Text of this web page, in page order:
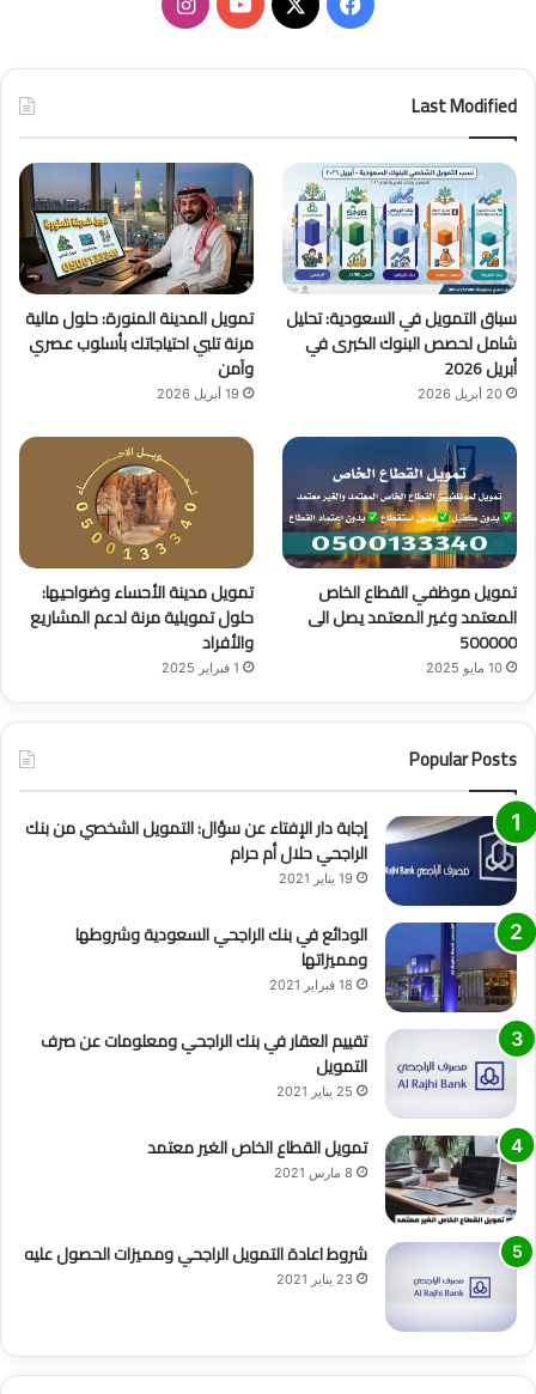
ب
ك
u
T
u
b
e
ت
ق
ر
ا
م
Last Modified
سباق التمويل في السعودية: تحليل
شامل لحصص البنوك الكبرى في
أبريل 2026
20 أبريل 2026
تمويل المدينة المنورة: حلول مالية
مرنة تلبي احتياجاتك بأسلوب عصري
وآمن
19 أبريل 2026
تمويل موظفي القطاع الخاص
المعتمد وغير المعتمد يصل الى
500000
10 مايو 2025
تمويل مدينة الأحساء وضواحيها:
حلول تمويلية مرنة لدعم المشاريع
والأفراد
1 فبراير 2025
Popular Posts
إجابة دار الإفتاء عن سؤال: التمويل الشخصي من بنك
الراجحي حلال أم حرام
19 يناير 2021
الودائع في بنك الراجحي السعودية وشروطها
ومميزاتها
18 فبراير 2021
تقييم العقار في بنك الراجحي ومعلومات عن صرف
التمويل
25 يناير 2021
تمويل القطاع الخاص الغير معتمد
8 مارس 2021
شروط اعادة التمويل الراجحي ومميزات الحصول عليه
23 يناير 2021